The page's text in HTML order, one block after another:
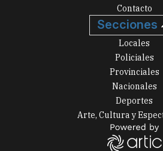
Contacto
Secciones
Locales
Policiales
Provinciales
Nacionales
Deportes
Arte, Cultura y